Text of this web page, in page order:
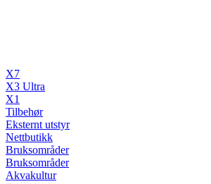
X7
X3 Ultra
X1
Tilbehør
Eksternt utstyr
Nettbutikk
Bruksområder
Bruksområder
Akvakultur